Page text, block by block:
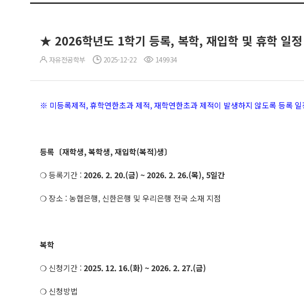
★ 2026학년도 1학기 등록, 복학, 재입학 및 휴학 일정
자유전공학부 2025-12-22 149934
※ 미등록제적, 휴학연한초과 제적, 재학연한초과 제적이 발생하지 않도록 등록
등록〔재학생, 복학생, 재입학(복적)생〕
❍ 등록기간 : 2026. 2. 20.(금) ~ 2026. 2. 26.(목), 5일간
❍ 장소 : 농협은행, 신한은행 및 우리은행 전국 소재 지점
복학
❍ 신청기간 : 2025. 12. 16.(화) ~ 2026. 2. 27.(금)
❍ 신청방법